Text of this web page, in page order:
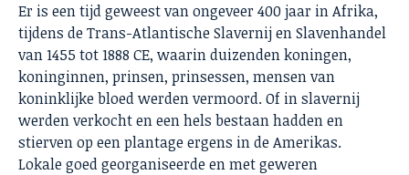
Er is een tijd geweest van ongeveer 400 jaar in Afrika,
tijdens de Trans-Atlantische Slavernij en Slavenhandel
van 1455 tot 1888 CE, waarin duizenden koningen,
koninginnen, prinsen, prinsessen, mensen van
koninklijke bloed werden vermoord. Of in slavernij
werden verkocht en een hels bestaan hadden en
stierven op een plantage ergens in de Amerikas.
Lokale goed georganiseerde en met geweren